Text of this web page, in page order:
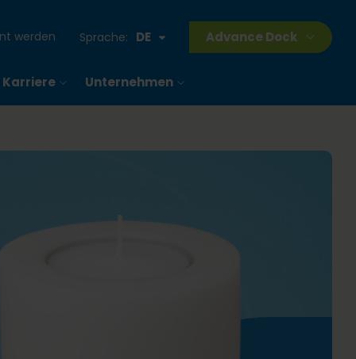
werden Sprache: DE Advance Dock
Karriere Unternehmen